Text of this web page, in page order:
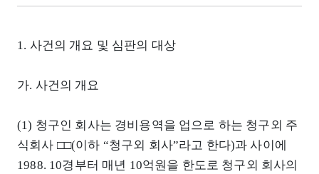
1. 사건의 개요 및 심판의 대상
가. 사건의 개요
(1) 청구인 회사는 경비용역을 업으로 하는 청구외 주
식회사 □□(이하 “청구외 회사”라고 한다)과 사이에
1988. 10경부터 매년 10억원을 한도로 청구외 회사의